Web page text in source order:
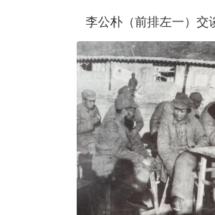
李公朴（前排左一）交